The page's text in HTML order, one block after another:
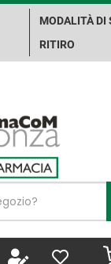
MODALITÀ DI
RITIRO